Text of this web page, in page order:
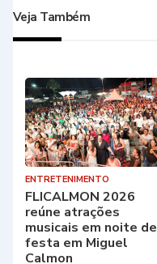
Veja Também
ENTRETENIMENTO
FLICALMON 2026
reúne atrações
musicais em noite de
festa em Miguel
Calmon